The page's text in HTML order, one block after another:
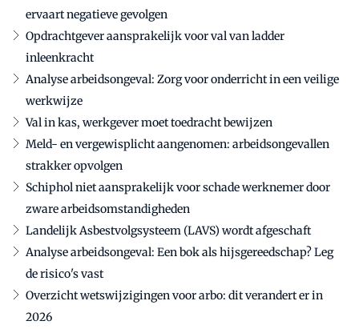
ervaart negatieve gevolgen
Opdrachtgever aansprakelijk voor val van ladder
inleenkracht
Analyse arbeidsongeval: Zorg voor onderricht in een veilige
werkwijze
Val in kas, werkgever moet toedracht bewijzen
Meld- en vergewisplicht aangenomen: arbeidsongevallen
strakker opvolgen
Schiphol niet aansprakelijk voor schade werknemer door
zware arbeidsomstandigheden
Landelijk Asbestvolgsysteem (LAVS) wordt afgeschaft
Analyse arbeidsongeval: Een bok als hijsgereedschap? Leg
de risico's vast
Overzicht wetswijzigingen voor arbo: dit verandert er in
2026